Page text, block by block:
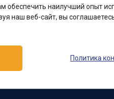
бот
обеспечить наилучший опыт
наш веб-сайт, вы
Политика